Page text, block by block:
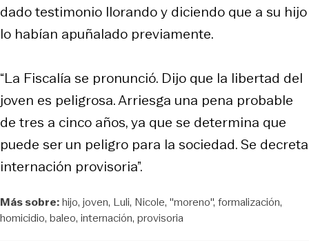
dado testimonio llorando y diciendo que a su hijo
lo habían apuñalado previamente.
“La Fiscalía se pronunció. Dijo que la libertad del
joven es peligrosa. Arriesga una pena probable
de tres a cinco años, ya que se determina que
puede ser un peligro para la sociedad. Se decreta
internación provisoria”.
Más sobre:hijo joven Luli Nicole "moreno" formalización
homicidio baleo internación provisoria